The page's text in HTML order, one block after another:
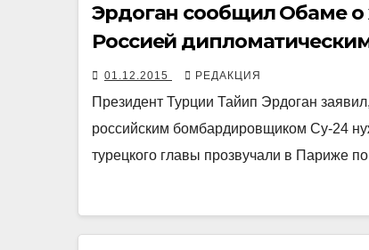
Эрдоган сообщил Обаме о
Россией
01.12.2015 РЕДАКЦИЯ
Президент Турции Тайип Эрдоган
российским бомбардировщиком Су-24
турецкого главы прозвучали в Париже